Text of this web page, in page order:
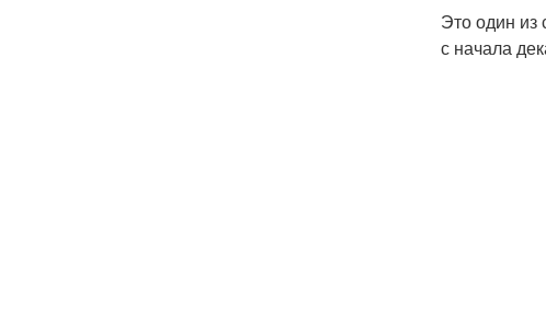
Это один из
с начала